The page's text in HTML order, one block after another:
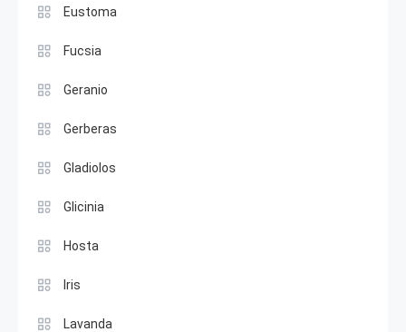
Eustoma
Fucsia
Geranio
Gerberas
Gladiolos
Glicinia
Hosta
Iris
Lavanda